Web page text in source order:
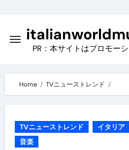
content
PR：本サイトはプロモー
Home TVニューストレンド
TVニューストレンド イタリア
音楽